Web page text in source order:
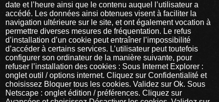
date et l’heure ainsi que le contenu auquel l’utilisateur a
accédé. Les données ainsi obtenues visent à faciliter la
navigation ultérieure sur le site, et ont également vocation à
permettre diverses mesures de fréquentation. Le refus
d’installation d’un cookie peut entraîner l’impossibilité
d’accéder à certains services. L’utilisateur peut toutefois
configurer son ordinateur de la manière suivante, pour
refuser l’installation des cookies : Sous Internet Explorer :
onglet outil / options internet. Cliquez sur Confidentialité et
choisissez Bloquer tous les cookies. Validez sur Ok. Sous
Netscape : onglet édition / préférences. Cliquez sur